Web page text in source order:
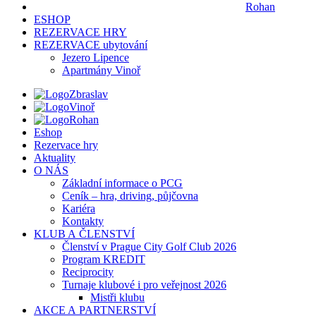
Rohan
ESHOP
REZERVACE HRY
REZERVACE ubytování
Jezero Lipence
Apartmány Vinoř
Zbraslav
Vinoř
Rohan
Eshop
Rezervace hry
Aktuality
O NÁS
Základní informace o PCG
Ceník – hra, driving, půjčovna
Kariéra
Kontakty
KLUB A ČLENSTVÍ
Členství v Prague City Golf Club 2026
Program KREDIT
Reciprocity
Turnaje klubové i pro veřejnost 2026
Mistři klubu
AKCE A PARTNERSTVÍ